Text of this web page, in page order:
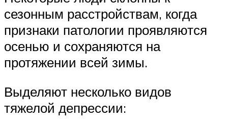
сезонным расстройствам, когда
признаки патологии проявляются
осенью и сохраняются на
протяжении всей зимы.
Выделяют несколько видов
тяжелой депрессии: